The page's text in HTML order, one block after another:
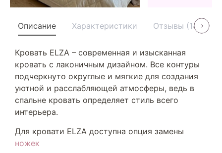
Описание Характеристики Отзывы (14)
Кровать ELZA – современная и изысканная
кровать с лаконичным дизайном. Все контуры
подчеркнуто округлые и мягкие для создания
уютной и расслабляющей атмосферы, ведь в
спальне кровать определяет стиль всего
интерьера.
Для кровати ELZA доступна опция замены
ножек